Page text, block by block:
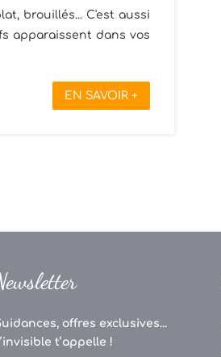
brouillés... C'est aussi
apparaissent dans vos
EN SAVOIR +
offres exclusives...
t’appelle !